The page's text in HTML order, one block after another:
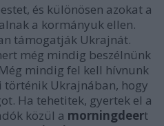
és különösen azokat a
a kormányuk ellen.
támogatják Ukrajnát.
még mindig beszélnünk
mindig fel kell hívnunk
Ukrajnában, hogy
Ha tehetitek, gyertek el a
közül a morningdeert